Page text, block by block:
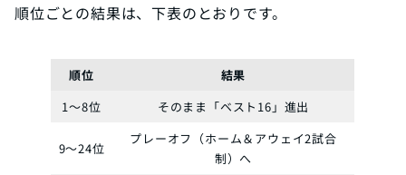
順位ごとの結果は、下表のとおりです。
順位
結果
1〜8位
そのまま「ベスト16」進出
9〜24位
プレーオフ（ホーム＆アウェイ2試合
制）へ